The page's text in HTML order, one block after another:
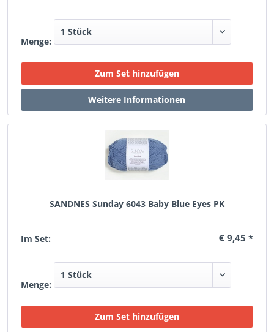
Menge:
SANDNES Sunday 6043 Baby Blue Eyes PK
Im Set: € 9,45 *
Menge: